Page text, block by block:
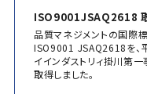
ISO9001JSAQ2618
品質マネジメントの国際
ISO9001 JSAQ2618を、
イインダストリィ掛川第
取得しました。